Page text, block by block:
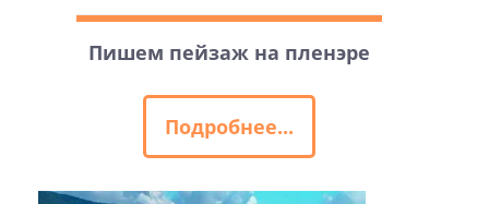
Пишем пейзаж на пленэре
Подробнее...